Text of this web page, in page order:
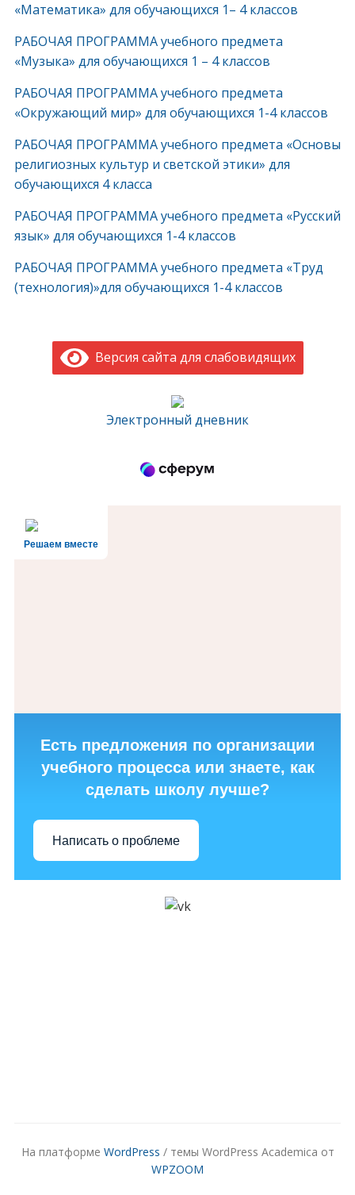
Версия сайта для слабовидящих
Электронный дневник
Решаем вместе
Есть предложения по организации
учебного процесса или знаете, как
сделать школу лучше?
Написать о проблеме
«Математика» для обучающихся 1– 4 классов
РАБОЧАЯ ПРОГРАММА учебного предмета
«Музыка» для обучающихся 1 – 4 классов
РАБОЧАЯ ПРОГРАММА учебного предмета
«Окружающий мир» для обучающихся 1-4 классов
РАБОЧАЯ ПРОГРАММА учебного предмета «Основы
религиозных культур и светской этики» для
обучающихся 4 класса
РАБОЧАЯ ПРОГРАММА учебного предмета «Русский
язык» для обучающихся 1-4 классов
РАБОЧАЯ ПРОГРАММА учебного предмета «Труд
(технология)»для обучающихся 1-4 классов
На платформе WordPress / темы WordPress Academica от
WPZOOM